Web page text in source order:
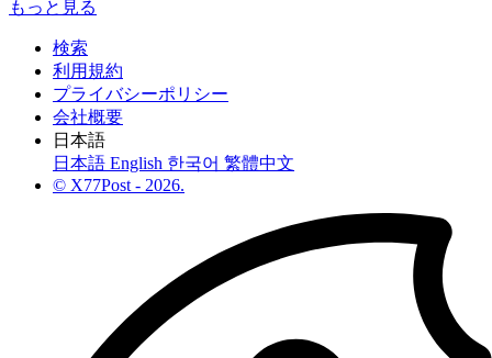
もっと見る
検索
利用規約
プライバシーポリシー
会社概要
日本語
日本語 English 한국어 繁體中文
© X77Post - 2026.